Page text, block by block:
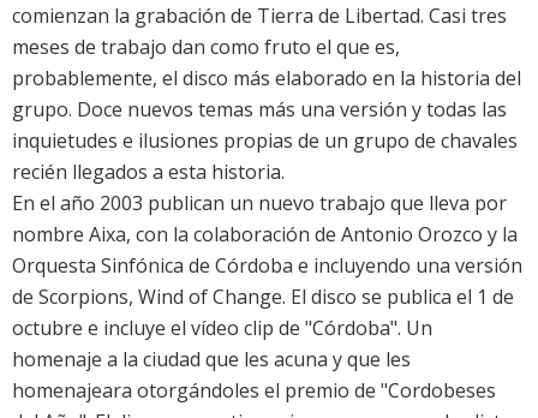
comienzan la grabación de Tierra de Libertad. Casi tres
meses de trabajo dan como fruto el que es,
probablemente, el disco más elaborado en la historia del
grupo. Doce nuevos temas más una versión y todas las
inquietudes e ilusiones propias de un grupo de chavales
recién llegados a esta historia.
En el año 2003 publican un nuevo trabajo que lleva por
nombre Aixa, con la colaboración de Antonio Orozco y la
Orquesta Sinfónica de Córdoba e incluyendo una versión
de Scorpions, Wind of Change. El disco se publica el 1 de
octubre e incluye el vídeo clip de "Córdoba". Un
homenaje a la ciudad que les acuna y que les
homenajeara otorgándoles el premio de "Cordobeses